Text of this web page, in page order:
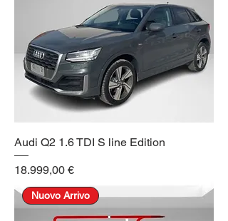
Audi Q2 1.6 TDI S line Edition
Prezzo
18.999,00 €
Nuovo Arrivo